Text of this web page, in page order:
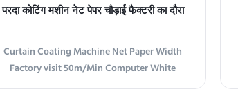
परदा कोटिंग मशीन नेट पेपर चौड़ाई फैक्टरी का दौरा
Curtain Coating Machine Net Paper Width
Factory visit 50m/Min Computer White
Curtain Coating Machine 920mm Net Paper